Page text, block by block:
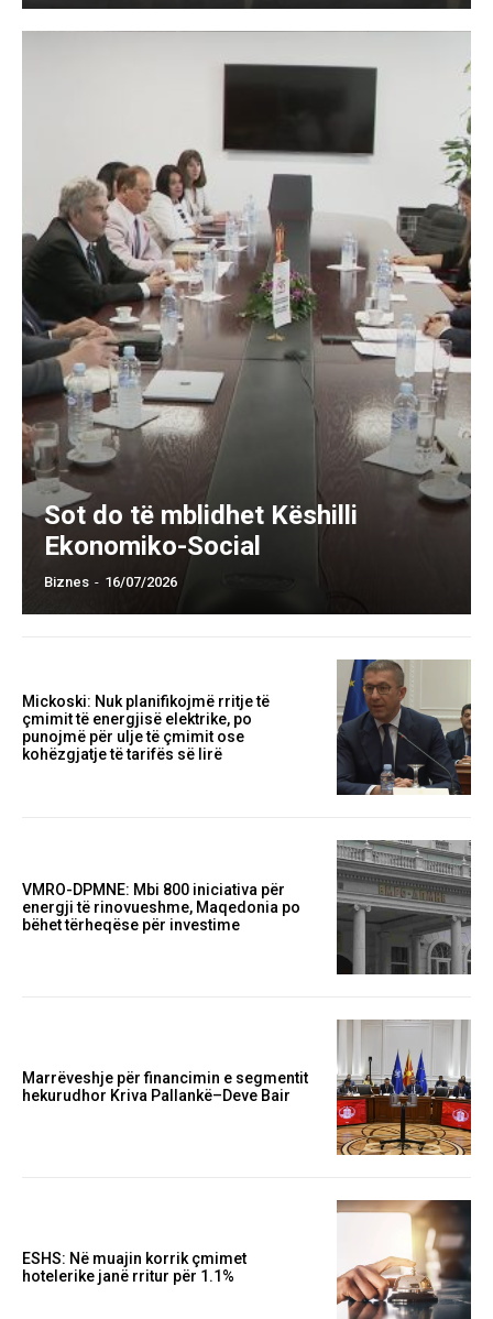
Sot do të mblidhet Këshilli
Ekonomiko-Social
Biznes - 16/07/2026
Mickoski: Nuk planifikojmë rritje të
çmimit të energjisë elektrike, po
punojmë për ulje të çmimit ose
kohëzgjatje të tarifës së lirë
VMRO-DPMNE: Mbi 800 iniciativa për
energji të rinovueshme, Maqedonia po
bëhet tërheqëse për investime
Marrëveshje për financimin e segmentit
hekurudhor Kriva Pallankë–Deve Bair
ESHS: Në muajin korrik çmimet
hotelerike janë rritur për 1.1%